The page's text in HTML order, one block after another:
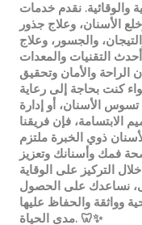
والوقائية. نقدم خدمات
الأسنان، وعلاج جذور
والجسور، وعلاج
أحدث التقنيات والمعدات
الراحة والأمان وتحقيق
كنت بحاجة إلى رعاية
تسوس الأسنان، أو إدارة
الابتسامة، فإن فريقنا
ذوي الخبرة ملتزم
فمك وأسنانك وتعزيز
التركيز على الوقاية
نساعدك على الحصول
وواثقة والحفاظ عليها
مدى الحياة. 🦷✨